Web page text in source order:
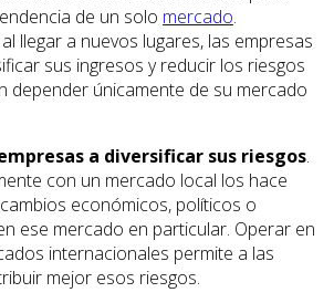
de un solo mercado.
llegar a nuevos lugares, las empresas
sus ingresos y reducir los riesgos
depender únicamente de su mercado
a diversificar sus riesgos.
con un mercado local los hace
económicos, políticos o
ese mercado en particular. Operar en
internacionales permite a las
mejor esos riesgos.